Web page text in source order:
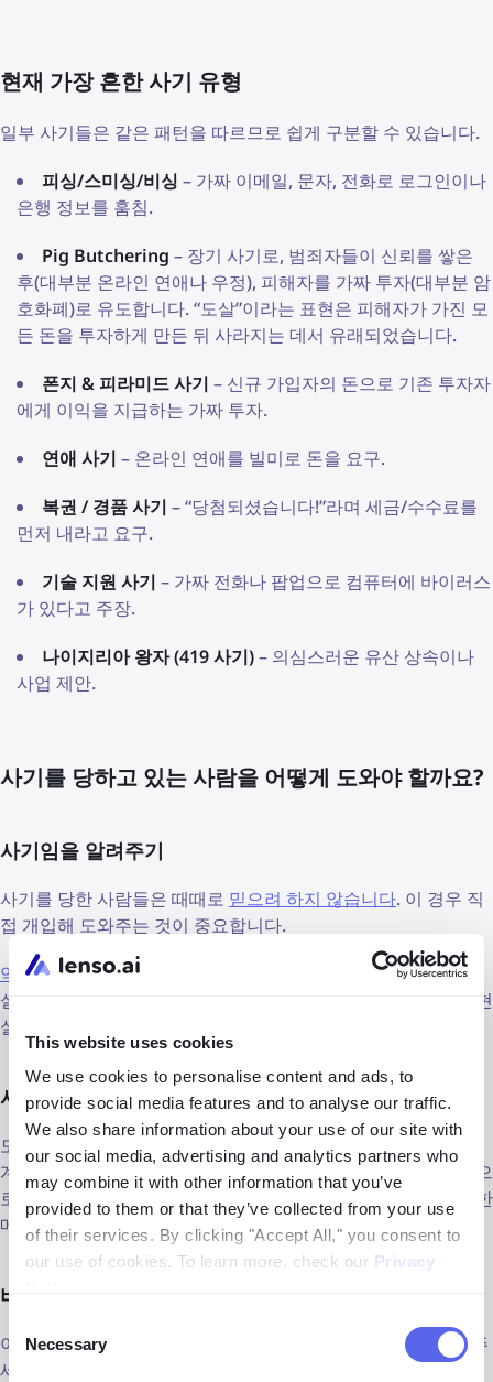
This website uses cookies
We use cookies to personalise content and ads, to
provide social media features and to analyse our traffic.
We also share information about your use of our site with
our social media, advertising and analytics partners who
may combine it with other information that you’ve
provided to them or that they’ve collected from your use
of their services. By clicking "Accept All," you consent to
our use of cookies. To learn more, check our Privacy
Selection
Necessary
현재 가장 흔한 사기 유형
일부 사기들은 같은 패턴을 따르므로 쉽게 구분할 수 있습니다.
피싱/스미싱/비싱 – 가짜 이메일, 문자, 전화로 로그인이나
은행 정보를 훔침.
Pig Butchering – 장기 사기로, 범죄자들이 신뢰를 쌓은
후(대부분 온라인 연애나 우정), 피해자를 가짜 투자(대부분 암
호화폐)로 유도합니다. “도살”이라는 표현은 피해자가 가진 모
든 돈을 투자하게 만든 뒤 사라지는 데서 유래되었습니다.
폰지 & 피라미드 사기 – 신규 가입자의 돈으로 기존 투자자
에게 이익을 지급하는 가짜 투자.
연애 사기 – 온라인 연애를 빌미로 돈을 요구.
복권 / 경품 사기 – “당첨되셨습니다!”라며 세금/수수료를
먼저 내라고 요구.
기술 지원 사기 – 가짜 전화나 팝업으로 컴퓨터에 바이러스
가 있다고 주장.
나이지리아 왕자 (419 사기)– 의심스러운 유산 상속이나
사업 제안.
사기를 당하고 있는 사람을 어떻게 도와야 할까요?
사기임을 알려주기
사기를 당한 사람들은 때때로 믿으려 하지 않습니다. 이 경우 직
접 개입해 도와주는 것이 중요합니다.
역이미지 검색결과를 증거로 보여주거나, 사기의 작동 방식을
설명해주거나, 심지어 당국에 알리고 은행을 개입시켜 강제로 현
실을 받아들이게 할 수도 있습니다.
사기꾼과 모든 연락 끊기
모든 플랫폼에서 사기꾼을 차단하세요. 그 사람이 소셜 미디어
계정으로 다시 연락하지 못하게 하세요. 사기꾼들은 다른 계정으
로 다시 접근하려 하기 때문에 친구에게 새로운 요청이나 수상한
메시지는 무시하라고 조언하세요.
비밀번호, 카드 정보, 사진, 계정의 안전 보장
이미 개인 정보를 공유했다면 디지털 보안을 강화하도록 도와주
세요. 여기에는 비밀번호 변경,
활성화, 은행이나 카